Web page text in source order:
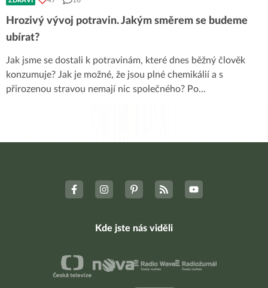
Hrozivý vývoj potravin. Jakým směrem se budeme
ubírat?
Jak jsme se dostali k potravinám, které dnes běžný člověk
konzumuje? Jak je možné, že jsou plné chemikálií a s
přirozenou stravou nemají nic společného? Po...
Kde jste nás viděli